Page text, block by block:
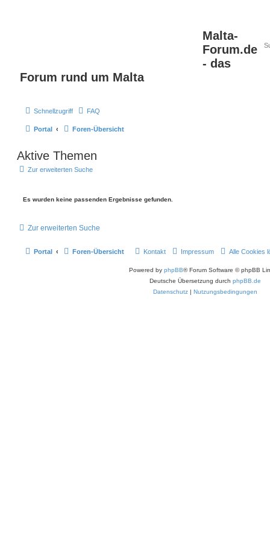
Malta-
Forum.de
- das
Forum rund um Malta
Schnellzugriff FAQ
Portal Foren-Übersicht
Aktive Themen
Zur erweiterten Suche
Es wurden keine passenden Ergebnisse gefunden.
Zur erweiterten Suche
Portal Foren-Übersicht Alle Cookies
Impressum
Kontakt
Powered by phpBB® Forum Software © phpBB
Deutsche Übersetzung durch phpBB.de
Datenschutz | Nutzungsbedingungen